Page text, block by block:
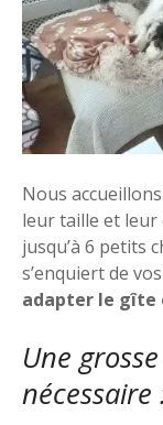
Nous accueillons
leur taille et
jusqu’à 6 petits
s’enquiert de
adapter le gîte
Une
nécessaire